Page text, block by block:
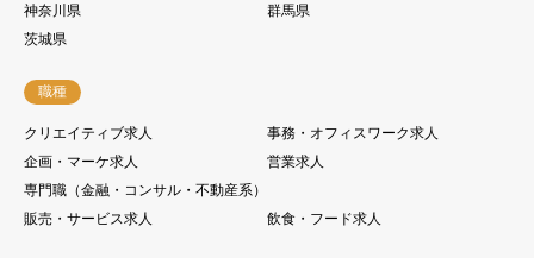
神奈川県
群馬県
茨城県
職種
クリエイティブ求人
事務・オフィスワーク求人
企画・マーケ求人
営業求人
専門職（金融・コンサル・不動産系）
販売・サービス求人
飲食・フード求人